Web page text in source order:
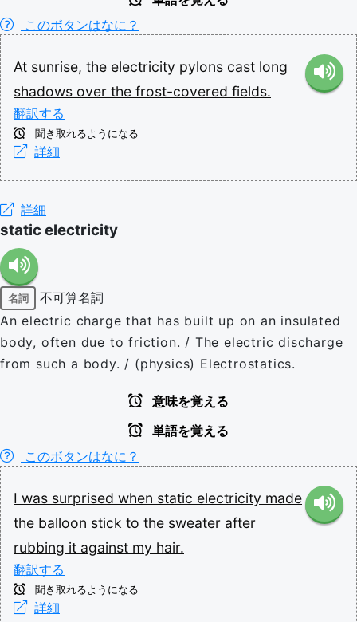
このボタンはなに？
At sunrise, the electricity pylons cast long
shadows over the frost-covered fields.
翻訳する
聞き取れるようになる
詳細
詳細
static electricity
名詞
不可算名詞
An electric charge that has built up on an insulated
body, often due to friction. / The electric discharge
from such a body. / (physics) Electrostatics.
意味を覚える
単語を覚える
このボタンはなに？
I was surprised when static electricity made
the balloon stick to the sweater after
rubbing it against my hair.
翻訳する
聞き取れるようになる
詳細